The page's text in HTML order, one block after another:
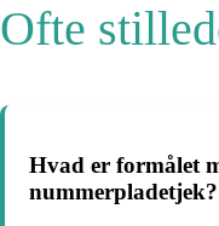
Ofte
Hvad er formålet
nummerpladetjek?